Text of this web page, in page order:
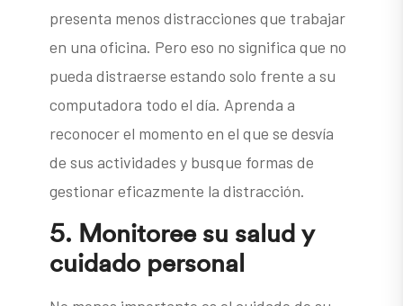
presenta menos distracciones que trabajar
en una oficina. Pero eso no significa que no
pueda distraerse estando solo frente a su
computadora todo el día. Aprenda a
reconocer el momento en el que se desvía
de sus actividades y busque formas de
gestionar eficazmente la distracción.
5. Monitoree su salud y
cuidado personal